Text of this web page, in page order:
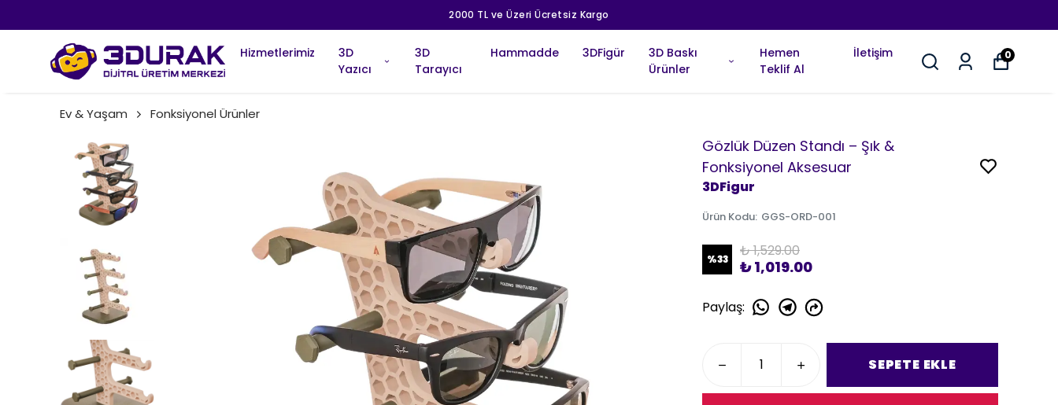
2000 TL ve Üzeri Ücretsiz Kargo
Hizmetlerimiz
3D
Yazıcı
3D
Tarayıcı
Hammadde 3DFigür
3D Baskı
Ürünler
Hemen
Teklif Al
İletişim 0
Ev & Yaşam Fonksiyonel Ürünler
Gözlük Düzen Standı – Şık &
Fonksiyonel Aksesuar
3DFigur
Ürün Kodu: GGS-ORD-001
%33 ₺ 1,529.00
₺ 1,019.00
Paylaş:
SEPETE EKLE